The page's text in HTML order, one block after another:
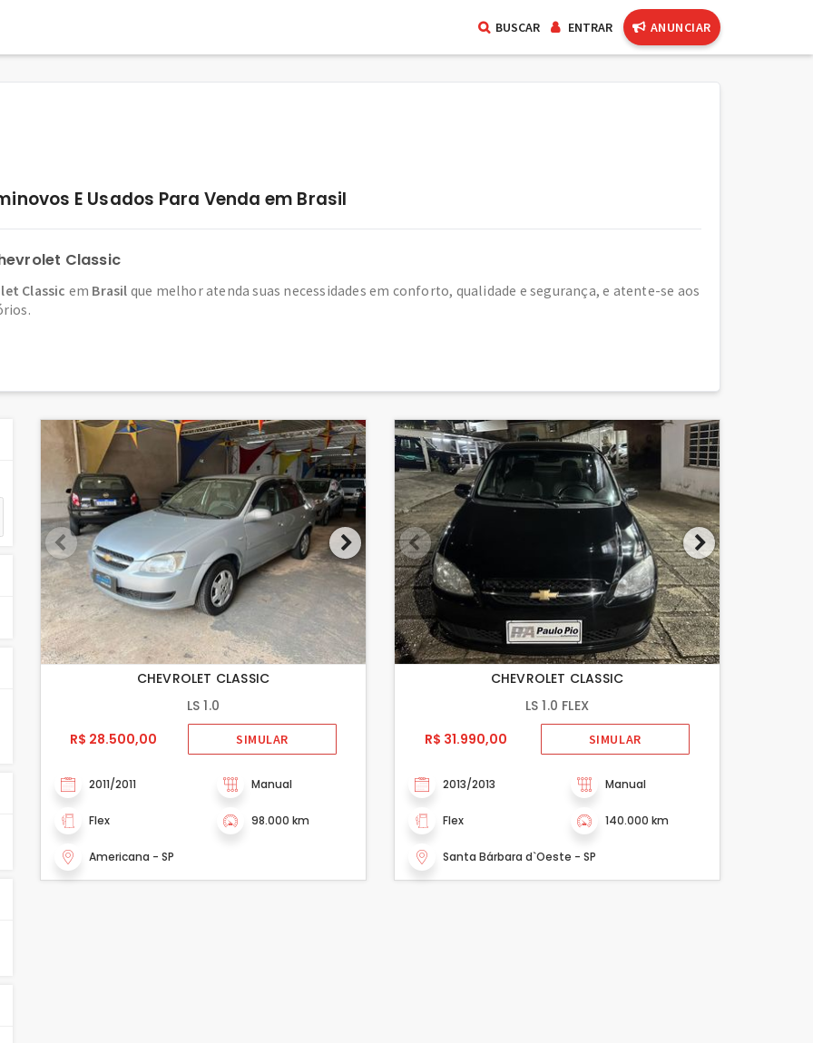
BUSCAR ENTRAR ANUNCIAR
E Usados Para Venda em Brasil
Classic
Classic em Brasil que melhor atenda suas necessidades em conforto, qualidade e segurança, e atente-se aos
CHEVROLET CLASSIC
LS 1.0
R$ 28.500,00
SIMULAR
2011/2011 Manual
Flex 98.000 km
Americana - SP
CHEVROLET CLASSIC
LS 1.0 FLEX
R$ 31.990,00
SIMULAR
2013/2013 Manual
Flex 140.000 km
Santa Bárbara d`Oeste - SP